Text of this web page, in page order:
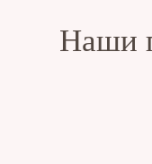
Наши